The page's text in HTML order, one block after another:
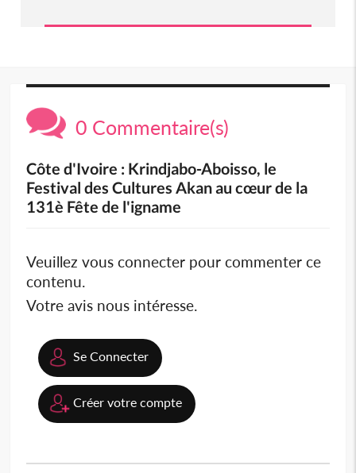
0 Commentaire(s)
Côte d'Ivoire : Krindjabo-Aboisso, le
Festival des Cultures Akan au cœur de la
131è Fête de l'igname
Veuillez vous connecter pour commenter ce
contenu.
Votre avis nous intéresse.
Se Connecter
Créer votre compte